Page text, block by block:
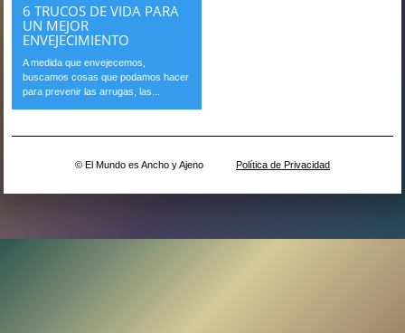
6 TRUCOS DE VIDA PARA
UN MEJOR
ENVEJECIMIENTO
A medida que envejecemos,
buscamos cosas que podamos hacer
para prevenir las arrugas, las...
© El Mundo es Ancho y Ajeno Política de Privacidad